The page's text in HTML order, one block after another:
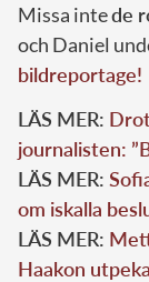
Missa intede
och Daniel
bildreportage!
LÄS MER:
journalisten:
LÄS MER:
om iskalla
LÄS MER:
Haakon